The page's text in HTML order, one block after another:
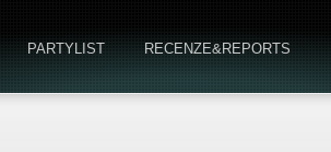
PARTYLIST RECENZE&REPORTS